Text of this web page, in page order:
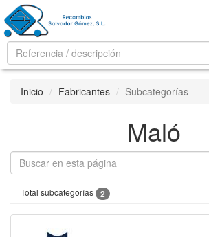
Inicio Fabricantes Subcategorías
Maló
Total subcategorías 2